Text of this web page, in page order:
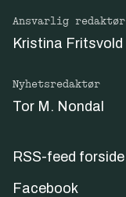
Ansvarlig redaktør
Kristina Fritsvold
Nyhetsredaktør
Tor M. Nondal
RSS-feed forside
Facebook